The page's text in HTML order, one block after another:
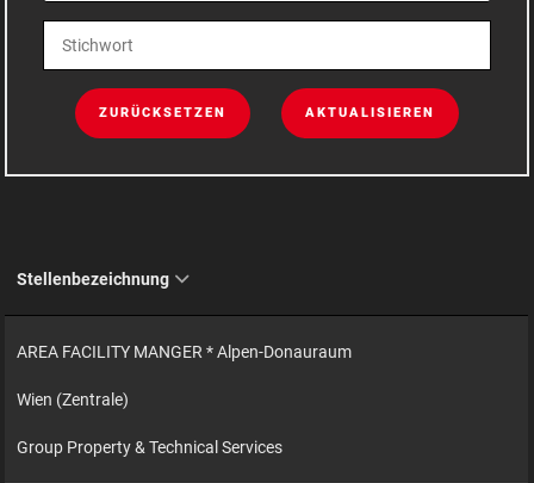
ZURÜCKSETZEN AKTUALISIEREN
Stellenbezeichnung
AREA FACILITY MANGER * Alpen-Donauraum
Wien (Zentrale)
Group Property & Technical Services